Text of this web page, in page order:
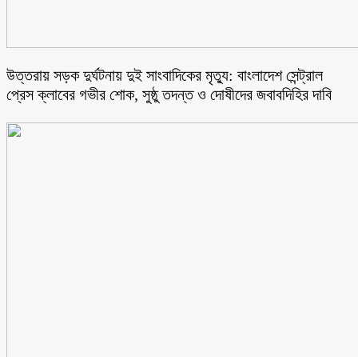
উত্তরায় সড়ক দুর্ঘটনায় দুই সাংবাদিকের মৃত্যু: বাংলাদেশ সেন্ট্রাল
প্রেস ক্লাবের গভীর শোক, সুষ্ঠু তদন্ত ও দোষীদের জবাবদিহির দাবি